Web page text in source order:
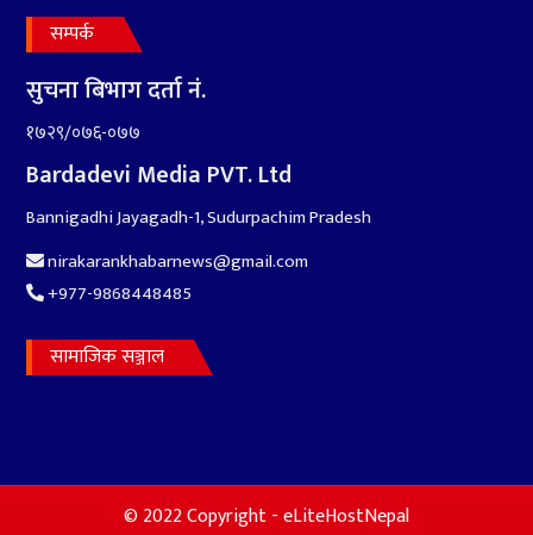
सम्पर्क
सुचना बिभाग दर्ता नं.
१७२९/०७६-०७७
Bardadevi Media PVT. Ltd
Bannigadhi Jayagadh-1, Sudurpachim Pradesh
nirakarankhabarnews@gmail.com
+977-9868448485
सामाजिक सञ्जाल
© 2022 Copyright - eLiteHostNepal